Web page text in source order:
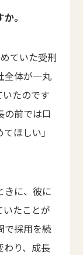
。
ていた受刑
全体が一丸
たのです
の前では口
ほしい」
きに、彼に
いたことが
で採用を続
わり、成長